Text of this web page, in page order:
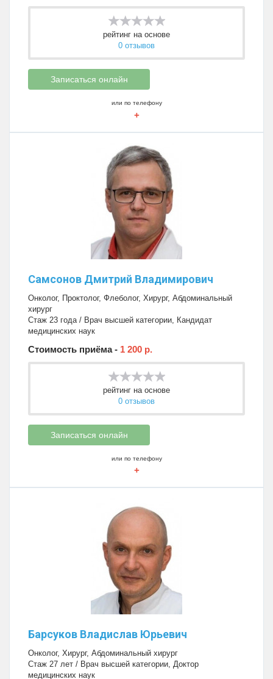
рейтинг на основе
0 отзывов
Записаться онлайн
или по телефону
+
Самсонов Дмитрий Владимирович
Онколог, Проктолог, Флеболог, Хирург, Абдоминальный
хирург
Стаж 23 года / Врач высшей категории, Кандидат
медицинских наук
Стоимость приёма - 1 200 р.
рейтинг на основе
0 отзывов
Записаться онлайн
или по телефону
+
Барсуков Владислав Юрьевич
Онколог, Хирург, Абдоминальный хирург
Стаж 27 лет / Врач высшей категории, Доктор
медицинских наук